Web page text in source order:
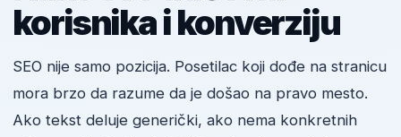
korisnika i konverziju
SEO nije samo pozicija. Posetilac koji dođe na stranicu
mora brzo da razume da je došao na pravo mesto.
Ako tekst deluje generički, ako nema konkretnih